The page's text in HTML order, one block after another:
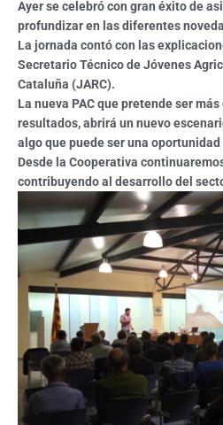
Ayer se celebró con gran éxito de
profundizar en las diferentes
La jornada contó con las
Secretario Técnico de Jóvenes
Cataluña (JARC).
La nueva PAC que pretende ser
resultados, abrirá un nuevo
algo que puede ser una oportunidad
Desde la Cooperativa
contribuyendo al desarrollo del